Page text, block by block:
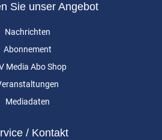
Sie unser Angebot
Nachrichten
Abonnement
Media Abo Shop
Mediadaten
/ Kontakt